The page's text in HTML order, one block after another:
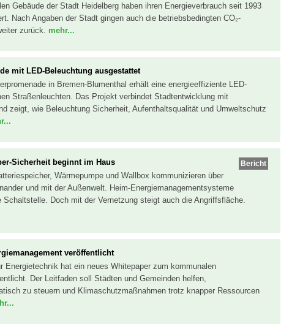
Gebäude der Stadt Heidelberg haben ihren Energieverbrauch seit 1993
Nach Angaben der Stadt gingen auch die betriebsbedingten CO₂-
zurück. mehr...
mit LED-Beleuchtung ausgestattet
in Bremen-Blumenthal erhält eine energieeffiziente LED-
Straßenleuchten. Das Projekt verbindet Stadtentwicklung mit
zeigt, wie Beleuchtung Sicherheit, Aufenthaltsqualität und Umweltschutz
Bericht
Sicherheit beginnt im Haus
Wärmepumpe und Wallbox kommunizieren über
und mit der Außenwelt. Heim-Energiemanagementsysteme
Schaltstelle. Doch mit der Vernetzung steigt auch die Angriffsfläche.
veröffentlicht
Energietechnik hat ein neues Whitepaper zum kommunalen
Der Leitfaden soll Städten und Gemeinden helfen,
zu steuern und Klimaschutzmaßnahmen trotz knapper Ressourcen